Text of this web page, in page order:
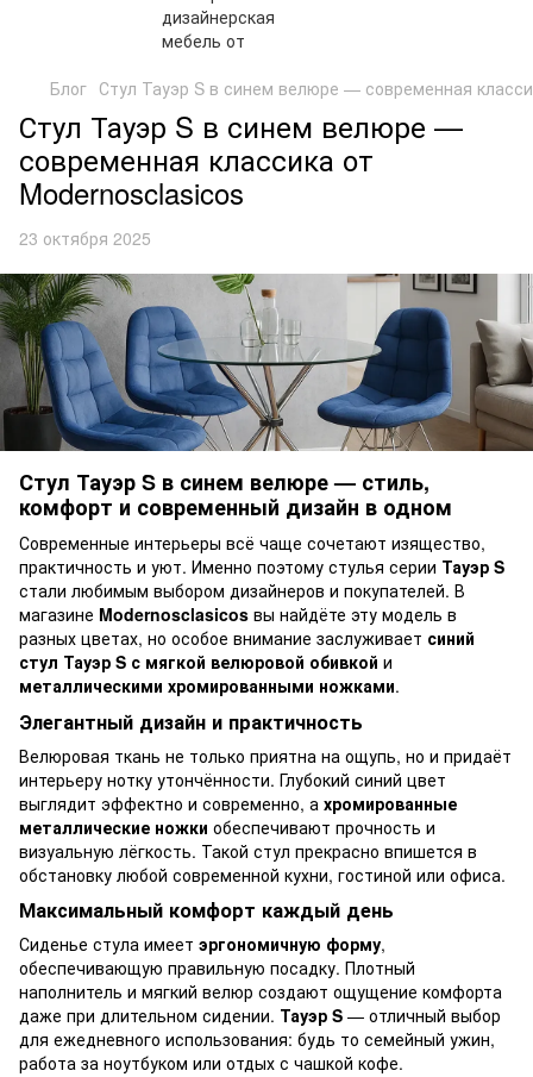
Блог Стул Тауэр S в синем велюре — современная
Стул Тауэр S в синем велюре —
современная классика от
Modernosclasicos
23 октября 2025
Стул Тауэр S в синем велюре — стиль,
комфорт и современный дизайн в одном
Современные интерьеры всё чаще сочетают изящество,
практичность и уют. Именно поэтому стулья серии Тауэр S
стали любимым выбором дизайнеров и покупателей. В
магазине Modernosclasicos вы найдёте эту модель в
разных цветах, но особое внимание заслуживает синий
стул Тауэр S с мягкой велюровой обивкой и
металлическими хромированными ножками.
Элегантный дизайн и практичность
Велюровая ткань не только приятна на ощупь, но и придаёт
интерьеру нотку утончённости. Глубокий синий цвет
выглядит эффектно и современно, а хромированные
металлические ножки обеспечивают прочность и
визуальную лёгкость. Такой стул прекрасно впишется в
обстановку любой современной кухни, гостиной или офиса.
Максимальный комфорт каждый день
Сиденье стула имеет эргономичную форму,
обеспечивающую правильную посадку. Плотный
наполнитель и мягкий велюр создают ощущение комфорта
даже при длительном сидении. Тауэр S — отличный выбор
для ежедневного использования: будь то семейный ужин,
работа за ноутбуком или отдых с чашкой кофе.